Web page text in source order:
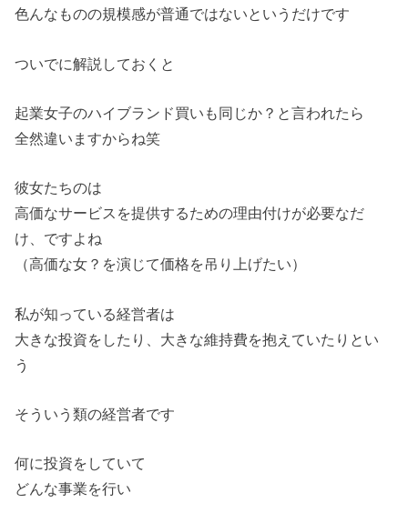
色んなものの規模感が普通ではないというだけです
ついでに解説しておくと
起業女子のハイブランド買いも同じか？と言われたら
全然違いますからね笑
彼女たちのは
高価なサービスを提供するための理由付けが必要なだ
け、ですよね
（高価な女？を演じて価格を吊り上げたい）
私が知っている経営者は
大きな投資をしたり、大きな維持費を抱えていたりとい
う
そういう類の経営者です
何に投資をしていて
どんな事業を行い